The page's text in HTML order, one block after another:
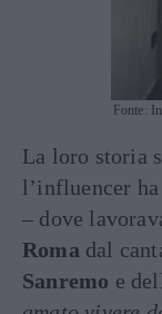
Fonte:
La loro storia
l’influencer
– dove
Roma dal
Sanremo e